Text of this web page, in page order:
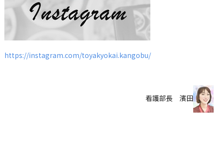
https://instagram.com/toyakyokai.kangobu/
看護部長 濱田